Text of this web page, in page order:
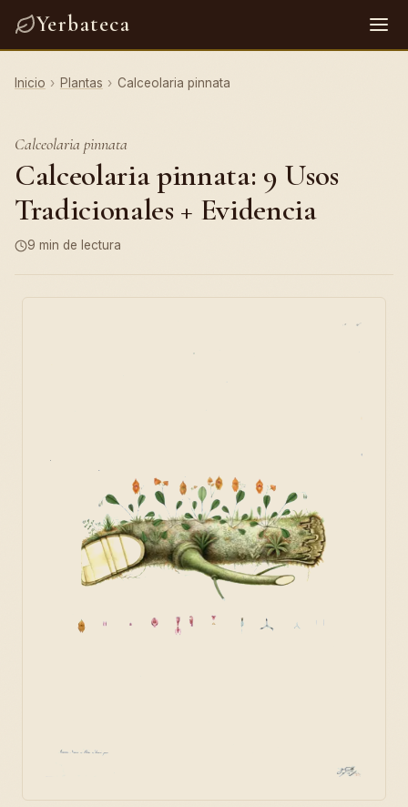
Yerbateca
Inicio › Plantas › Calceolaria pinnata
Calceolaria pinnata
Calceolaria pinnata: 9 Usos
Tradicionales + Evidencia
9 min de lectura